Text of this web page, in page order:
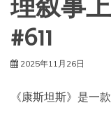
理叙事
#611
2025年11月26日
《康斯坦斯》是一